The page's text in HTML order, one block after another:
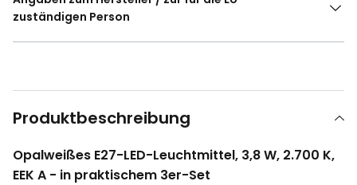
zuständigen Person
Produktbeschreibung
Opalweißes E27-LED-Leuchtmittel, 3,8 W, 2.700 K,
EEK A - in praktischem 3er-Set